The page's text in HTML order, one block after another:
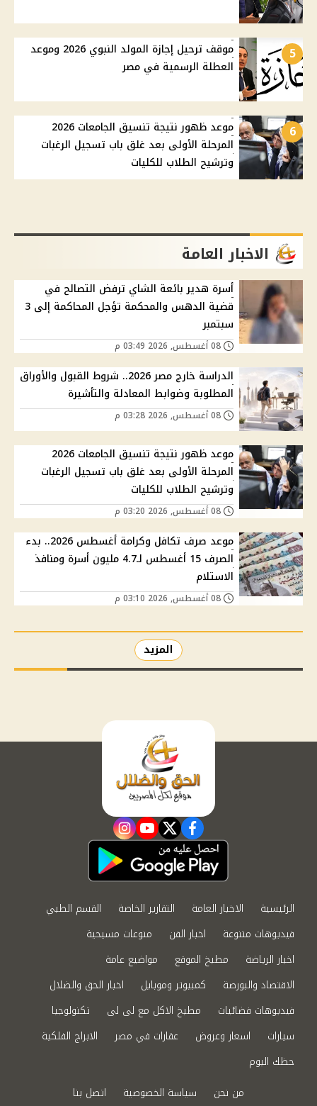
5
موقف ترحيل إجازة المولد النبوي 2026 وموعد
العطلة الرسمية في مصر
6
موعد ظهور نتيجة تنسيق الجامعات 2026
المرحلة الأولى بعد غلق باب تسجيل الرغبات
وترشيح الطلاب للكليات
الاخبار العامة
أسرة هدير بائعة الشاي ترفض التصالح في
قضية الدهس والمحكمة تؤجل المحاكمة إلى 3
سبتمبر
الدراسة خارج مصر 2026.. شروط القبول والأوراق
المطلوبة وضوابط المعادلة والتأشيرة
موعد ظهور نتيجة تنسيق الجامعات 2026
المرحلة الأولى بعد غلق باب تسجيل الرغبات
وترشيح الطلاب للكليات
موعد صرف تكافل وكرامة أغسطس 2026.. بدء
الصرف 15 أغسطس لـ4.7 مليون أسرة ومنافذ
الاستلام
المزيد
facebook
twitter
youtube
instagram
الرئيسية الاخبار العامة التقارير الخاصة
القسم الطبي
فيديوهات متنوعة
اخبار الفن
منوعات مسيحية
اخبار الرياضة
مطبخ الموقع
مواضيع عامة
الاقتصاد والبورصة
كمبيوتر وموبايل
اخبار الحق والضلال
فيديوهات فضائيات
مطبخ الاكل مع لى لى
تكنولوجيا
سيارات
اسعار وعروض عقارات في مصر
الابراج الفلكية
حظك اليوم
من نحن
سياسة الخصوصية اتصل بنا